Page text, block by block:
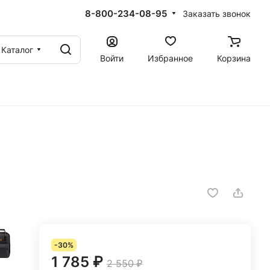
8-800-234-08-95 Заказать звонок
Каталог
Войти
Избранное Корзина
-30%
1 785 ₽ 2 550 ₽